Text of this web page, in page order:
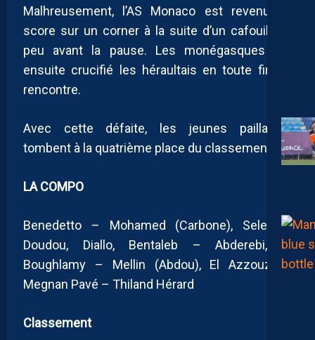
Malhreusement, l’AS Monaco est revenu au
score sur un corner à la suite d’un cafouillage
peu avant la pause. Les monégasques ont
ensuite crucifié les héraultais en toute fin de
rencontre.
Avec cette défaite, les jeunes pailladins
tombent à la quatrième place du classement.
LA COMPO
Benedetto – Mohamed (Carbone), Selemby
Doudou, Diallo, Bentaleb – Abderebi, El
Boughlamy – Mellin (Abdou), El Azzouzi –
Megnan Pavé – Thiland Hérard
Classement